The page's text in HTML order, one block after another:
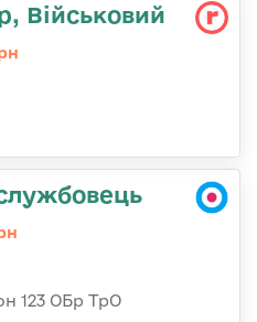
Військовий
123 ОБр ТрО